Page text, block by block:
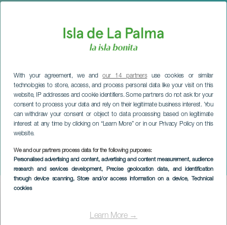
With your agreement, we andour 14 partnersuse cookies or similar
technologies to store, access, and process personal data like your visit on this
website, IP addresses and cookie identifiers. Some partners do not ask for your
consent to process your data and rely on their legitimate business interest. You
can withdraw your consent or object to data processing based on legitimate
interest at any time by clicking on “Learn More” or in our Privacy Policy on this
website.
We and our partners process data for the following purposes:
Personalised advertising and content, advertising and content measurement, audience
research and services development, Precise geolocation data, and identification
through device scanning, Store and/or access information on a device, Technical
cookies
Learn More →
Karwoche in Los Llanos de
Aridane
LA PALMA
Imagen